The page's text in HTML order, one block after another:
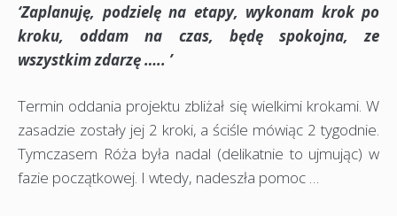
‘Zaplanuję, podzielę na etapy, wykonam krok po
kroku, oddam na czas, będę spokojna, ze
wszystkim zdarzę ….. ’
Termin oddania projektu zbliżał się wielkimi krokami. W
zasadzie zostały jej 2 kroki, a ściśle mówiąc 2 tygodnie.
Tymczasem Róża była nadal (delikatnie to ujmując) w
fazie początkowej. I wtedy, nadeszła pomoc …